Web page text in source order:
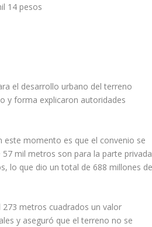
14 pesos
el desarrollo urbano del terreno
y forma explicaron autoridades
este momento es que el convenio se
mil metros son para la parte privada
lo que dio un total de 688 millones
metros cuadrados un valor
y aseguró que el terreno no se